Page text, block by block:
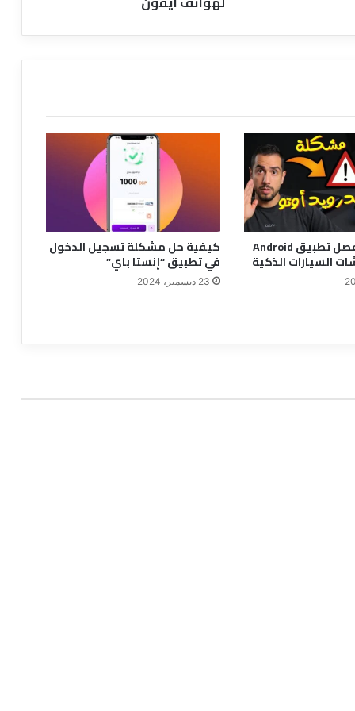
حل مشكلة فصل تطبيق Android كيفية حل مشكلة تسجيل الدخول
في تطبيق “إنستا باي”
23 ديسمبر، 2024